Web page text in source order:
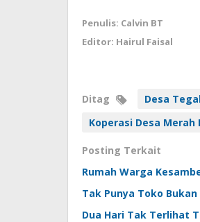
Penulis: Calvin BT
Editor: Hairul Faisal
Ditag Desa
Koperasi Desa Merah
Posting Terkait
Rumah Warga
Tak Punya Toko
Dua Hari Tak Terlihat